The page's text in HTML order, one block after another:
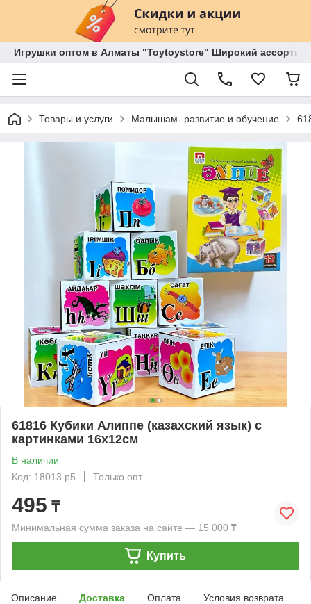
Игрушки оптом в Алматы "Toytoystore" Широкий
Товары и услуги Малышам- развитие и обучение
61816 Кубики Алиппе (казахский язык) с
картинками 16х12см
В наличии
Код: 18013 р5
Только опт
495 ₸
Минимальная сумма заказа на сайте — 15 000 ₸
Купить
Описание Доставка Оплата Условия возврата